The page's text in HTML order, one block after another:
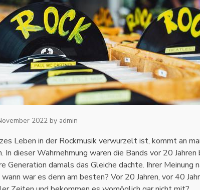
2022 by admin
Leben in der Rockmusik verwurzelt ist, kommt an
In dieser Wahrnehmung waren die Bands vor 20
Generation damals das Gleiche dachte. Ihrer Meinung
wann war es denn am besten? Vor 20 Jahren, vor 40